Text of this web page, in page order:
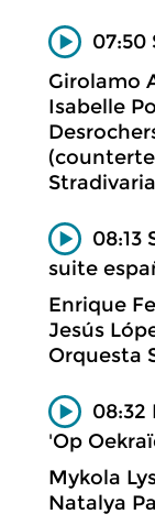
07:50
Girolamo
Isabelle
Stradivaria
08:13
suite
Enrique
Jesús
Orquesta
08:32
'Op
Mykola
Natalya